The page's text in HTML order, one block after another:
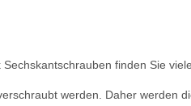
finden Sie
werden. Daher werden